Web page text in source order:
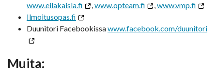
www.eilakaisla.fi
,www.opteam.fi ,www.vmp.fi
Ilmoitusopas.fi
Duunitori Facebookissawww.facebook.com/duunitori
Muita: